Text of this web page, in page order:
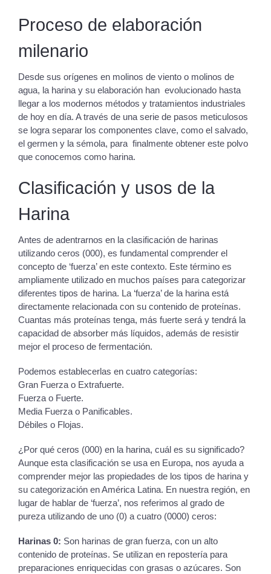
Proceso de elaboración
milenario
Desde sus orígenes en molinos de viento o molinos de
agua, la harina y su elaboración han evolucionado hasta
llegar a los modernos métodos y tratamientos industriales
de hoy en día. A través de una serie de pasos meticulosos
se logra separar los componentes clave, como el salvado,
el germen y la sémola, para finalmente obtener este polvo
que conocemos como harina.
Clasificación y usos de la
Harina
Antes de adentrarnos en la clasificación de harinas
utilizando ceros (000), es fundamental comprender el
concepto de ‘fuerza’ en este contexto. Este término es
ampliamente utilizado en muchos países para categorizar
diferentes tipos de harina. La ‘fuerza’ de la harina está
directamente relacionada con su contenido de proteínas.
Cuantas más proteínas tenga, más fuerte será y tendrá la
capacidad de absorber más líquidos, además de resistir
mejor el proceso de fermentación.
Podemos establecerlas en cuatro categorías:
Gran Fuerza o Extrafuerte.
Fuerza o Fuerte.
Media Fuerza o Panificables.
Débiles o Flojas.
¿Por qué ceros (000) en la harina, cuál es su significado?
Aunque esta clasificación se usa en Europa, nos ayuda a
comprender mejor las propiedades de los tipos de harina y
su categorización en América Latina. En nuestra región, en
lugar de hablar de ‘fuerza’, nos referimos al grado de
pureza utilizando de uno (0) a cuatro (0000) ceros:
Harinas 0: Son harinas de gran fuerza, con un alto
contenido de proteínas. Se utilizan en repostería para
preparaciones enriquecidas con grasas o azúcares. Son